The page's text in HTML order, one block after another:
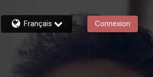
Français Connexion